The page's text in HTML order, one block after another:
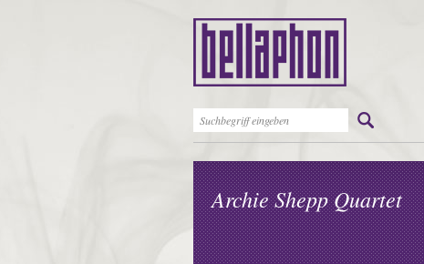
Archie Shepp Quartet